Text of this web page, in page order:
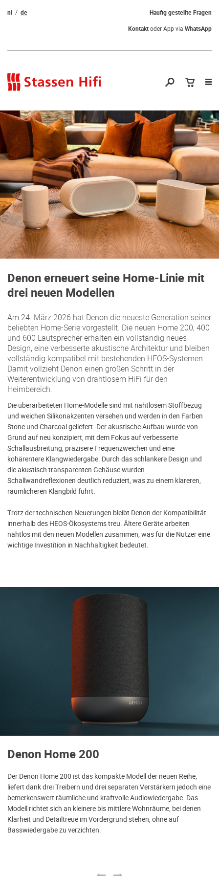
Häufig gestellte Fragen
nl
de
Kontaktoder App via WhatsApp
Denon erneuert seine Home-Linie mit
drei neuen Modellen
Am 24. März 2026 hat Denon die neueste Generation seiner
beliebten Home-Serie vorgestellt. Die neuen Home 200, 400
und 600 Lautsprecher erhalten ein vollständig neues
Design, eine verbesserte akustische Architektur und bleiben
vollständig kompatibel mit bestehenden HEOS-Systemen.
Damit vollzieht Denon einen großen Schritt in der
Weiterentwicklung von drahtlosem HiFi für den
Heimbereich.
Die überarbeiteten Home-Modelle sind mit nahtlosem Stoffbezug
und weichen Silikonakzenten versehen und werden in den Farben
Stone und Charcoal geliefert. Der akustische Aufbau wurde von
Grund auf neu konzipiert, mit dem Fokus auf verbesserte
Schallausbreitung, präzisere Frequenzweichen und eine
kohärentere Klangwiedergabe. Durch das schlankere Design und
die akustisch transparenten Gehäuse wurden
Schallwandreflexionen deutlich reduziert, was zu einem klareren,
räumlicheren Klangbild führt.
Trotz der technischen Neuerungen bleibt Denon der Kompatibilität
innerhalb des HEOS-Ökosystems treu. Ältere Geräte arbeiten
nahtlos mit den neuen Modellen zusammen, was für die Nutzer eine
wichtige Investition in Nachhaltigkeit bedeutet.
Denon Home 200
Der Denon Home 200 ist das kompakte Modell der neuen Reihe,
liefert dank drei Treibern und drei separaten Verstärkern jedoch eine
bemerkenswert räumliche und kraftvolle Audiowiedergabe. Das
Modell richtet sich an kleinere bis mittlere Wohnräume, bei denen
Klarheit und Detailtreue im Vordergrund stehen, ohne auf
Basswiedergabe zu verzichten.